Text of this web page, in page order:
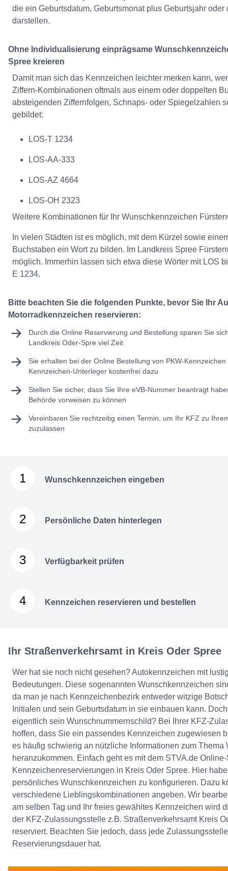
die ein Geburtsdatum, Geburtsmonat plus Geburtsjahr oder
darstellen.
Ohne Individualisierung einprägsame
Spree kreieren
Damit man sich das Kennzeichen leichter merken kann,
Ziffern-Kombinationen oftmals aus einem oder doppelten
absteigenden Ziffernfolgen, Schnaps- oder Spiegelzahlen
gebildet:
LOS-T 1234
LOS-AA-333
LOS-AZ 4664
LOS-OH 2323
Weitere Kombinationen für Ihr Wunschkennzeichen
In vielen Städten ist es möglich, mit dem Kürzel sowie
Buchstaben ein Wort zu bilden. Im Landkreis Spree
möglich. Immerhin lassen sich etwa diese Wörter mit LOS
E 1234.
Bitte beachten Sie die folgenden Punkte, bevor Sie Ihr
Motorradkennzeichen reservieren:
Durch die Online Reservierung und Bestellung sparen Sie
Landkreis Oder-Spre viel Zeit
Sie erhalten bei der Online Bestellung von PKW-
Kennzeichen-Unterleger kostenfrei dazu
Stellen Sie sicher, dass Sie Ihre eVB-Nummer beantragt
Behörde vorweisen zu können
Vereinbaren Sie rechtzeitig einen Termin, um Ihr KFZ zu
zuzulassen
1 Wunschkennzeichen eingeben
2 Persönliche Daten hinterlegen
3 Verfügbarkeit prüfen
4 Kennzeichen reservieren und bestellen
Ihr Straßenverkehrsamt in Kreis Oder Spree
Wer hat sie noch nicht gesehen? Autokennzeichen mit
Bedeutungen. Diese sogenannten Wunschkennzeichen
da man je nach Kennzeichenbezirk entweder witzige
Initialen und sein Geburtsdatum in sie einbauen kann.
eigentlich sein Wunschnummernschild? Bei Ihrer KFZ-
hoffen, dass Sie ein passendes Kennzeichen zugewiesen
es häufig schwierig an nützliche Informationen zum Thema
heranzukommen. Einfach geht es mit dem STVA.de
Kennzeichenreservierungen in Kreis Oder Spree. Hier
persönliches Wunschkennzeichen zu konfigurieren. Dazu
verschiedene Lieblingskombinationen angeben. Wir
am selben Tag und Ihr freies gewähltes Kennzeichen wird
der KFZ-Zulassungsstelle z.B. Straßenverkehrsamt Kreis
reserviert. Beachten Sie jedoch, dass jede
Reservierungsdauer hat.